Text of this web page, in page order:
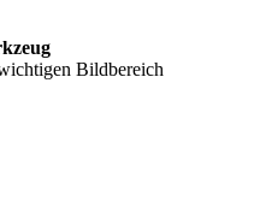
Bildbereich